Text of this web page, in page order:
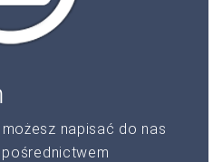
napisać do nas